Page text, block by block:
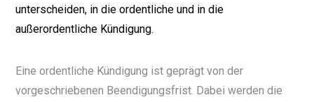
unterscheiden, in die ordentliche und in die
außerordentliche Kündigung.
Eine ordentliche Kündigung ist geprägt von der
vorgeschriebenen Beendigungsfrist. Dabei werden die